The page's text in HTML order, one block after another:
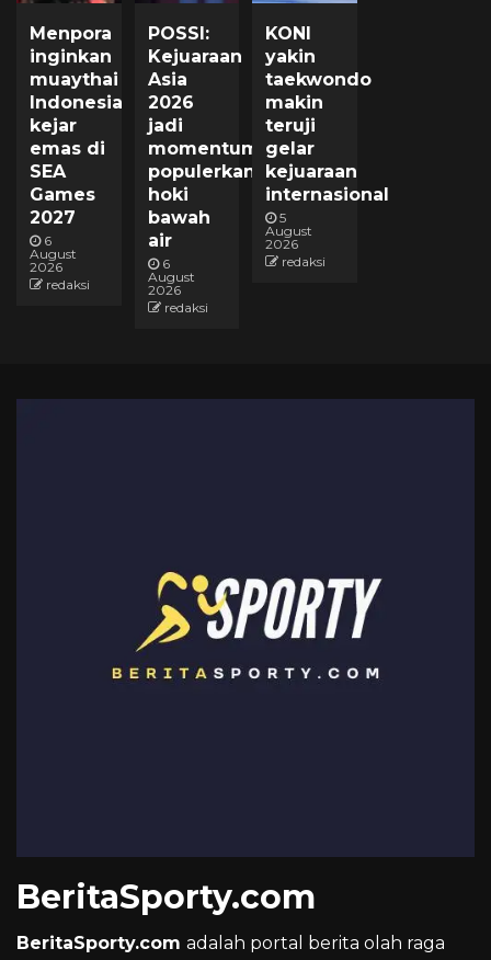
Menpora
inginkan
muaythai
Indonesia
kejar
emas di
SEA
Games
2027
6
August
2026
redaksi
POSSI:
Kejuaraan
Asia
2026
jadi
momentum
populerkan
hoki
bawah
air
6
August
2026
redaksi
KONI
yakin
taekwondo
makin
teruji
gelar
kejuaraan
internasional
5
August
2026
redaksi
BeritaSporty.com
BeritaSporty.com adalah portal berita olah raga